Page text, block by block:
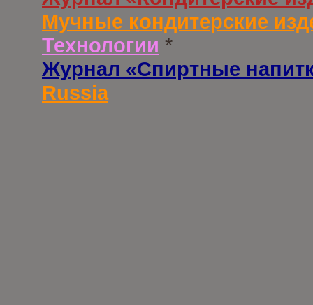
Мучные кондитерские
Технологии *
Журнал «Спиртные
Russia